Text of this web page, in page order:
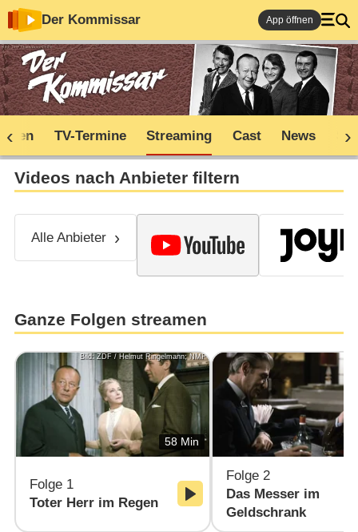
Der Kommissar App öffnen
TV-Termine Streaming Cast News
Videos nach Anbieter filtern
Alle Anbieter
Ganze Folgen streamen
Bild: ZDF / Helmut Ringelmann; NMF
58 Min
Folge 1
Toter Herr im Regen
Folge 2
Das Messer im
Geldschrank